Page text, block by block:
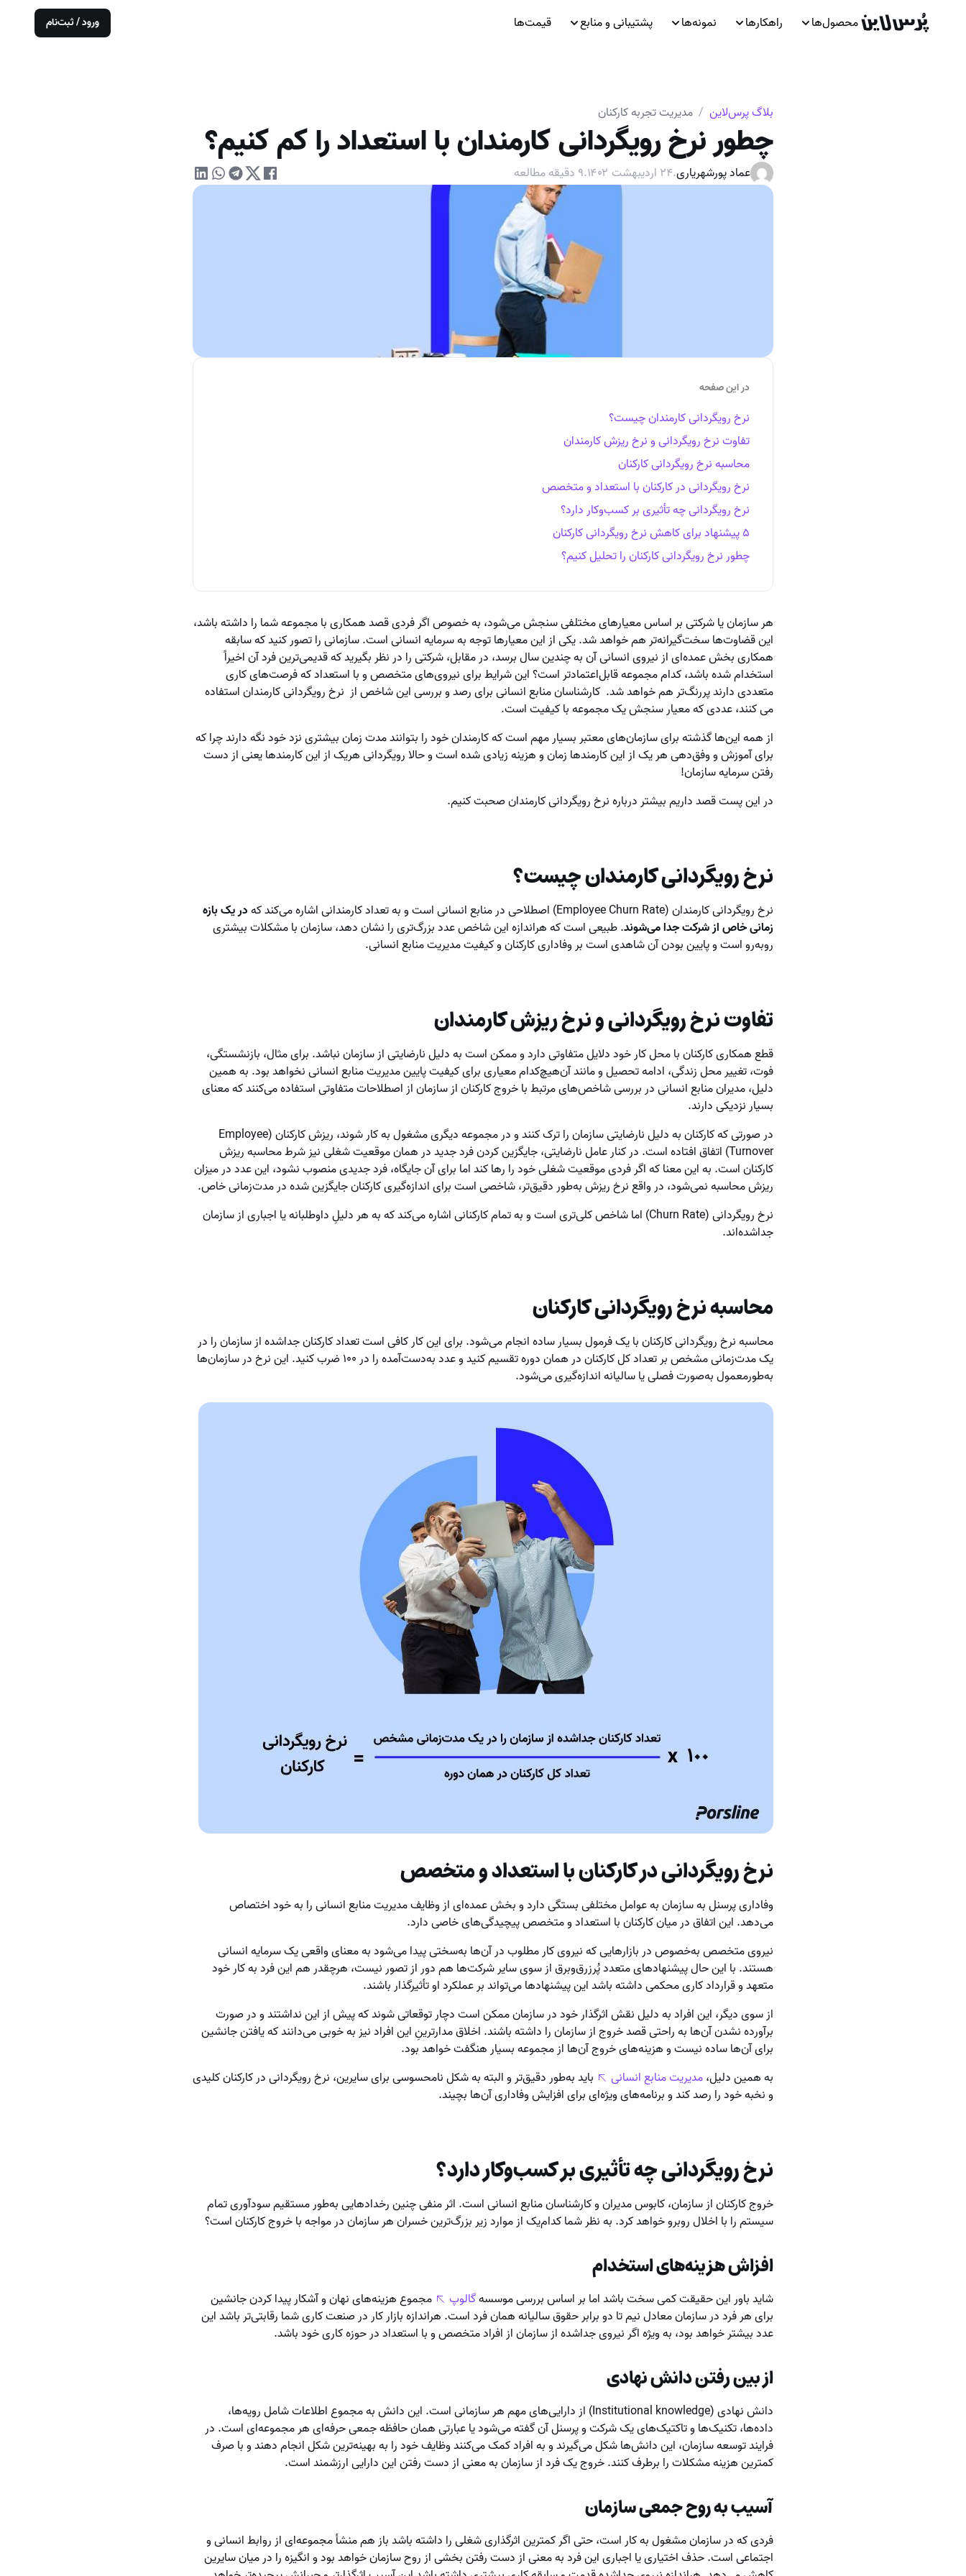
محصول‌ها راهکارها نمونه‌ها پشتیبانی و منابع قیمت‌ها ورود / ثبت‌نام
بلاگ پرس‌لاین / مدیریت تجربه کارکنان
چطور نرخ رویگردانی کارمندان با استعداد را کم کنیم؟
عماد پورشهریاری.۲۴ اردیبهشت ۱۴۰۲ .۹ دقیقه مطالعه
در این صفحه
نرخ رویگردانی کارمندان چیست؟
تفاوت نرخ رویگردانی و نرخ ریزش کارمندان
محاسبه نرخ رویگردانی کارکنان
نرخ رویگردانی در کارکنان با استعداد و متخصص
نرخ رویگردانی چه تأثیری بر کسب‌وکار دارد؟
۵ پیشنهاد برای کاهش نرخ رویگردانی کارکنان
چطور نرخ رویگردانی کارکنان را تحلیل کنیم؟
هر سازمان یا شرکتی بر اساس معیارهای مختلفی سنجش می‌شود، به خصوص اگر فردی قصد همکاری با مجموعه شما را داشته باشد،
این قضاوت‌ها سخت‌گیرانه‌تر هم خواهد شد. یکی از این معیارها توجه به سرمایه انسانی است. سازمانی را تصور کنید که سابقه
همکاری بخش عمده‌ای از نیروی انسانی آن به چندین سال برسد، در مقابل، شرکتی را در نظر بگیرید که قدیمی‌ترین فرد آن اخیراً
استخدام شده باشد، کدام مجموعه قابل‌اعتمادتر است؟ این شرایط برای نیروی‌های متخصص و با استعداد که فرصت‌های کاری
متعددی دارند پررنگ‌تر هم خواهد شد. کارشناسان منابع انسانی برای رصد و بررسی این شاخص از نرخ رویگردانی کارمندان استفاده
می ‌کنند، عددی که معیار سنجش یک مجموعه با کیفیت است.
از همه این‌ها گذشته برای سازمان‌های معتبر بسیار مهم است که کارمندان خود را بتوانند مدت زمان بیشتری نزد خود نگه دارند چرا که
برای آموزش و وفق‌دهی هر یک از این کارمندها زمان و هزینه زیادی شده است و حالا رویگردانی هریک از این کارمندها یعنی از دست
رفتن سرمایه سازمان!
در این پست قصد داریم بیشتر درباره نرخ رویگردانی کارمندان صحبت کنیم.
نرخ رویگردانی کارمندان چیست؟
نرخ رویگردانی کارمندان (Employee Churn Rate) اصطلاحی در منابع انسانی است و به تعداد کارمندانی اشاره می‌کند که
در یک بازه
زمانی خاص از شرکت جدا می‌شوند. طبیعی است که هراندازه این شاخص عدد بزرگ‌تری را نشان دهد، سازمان با مشکلات بیشتری
روبه‌رو است و پایین بودن آن شاهدی است بر وفاداری کارکنان و کیفیت مدیریت منابع انسانی.
تفاوت نرخ رویگردانی و نرخ ریزش کارمندان
قطع همکاری کارکنان با محل کار خود دلایل متفاوتی دارد و ممکن است به دلیل نارضایتی از سازمان نباشد. برای مثال، بازنشستگی،
فوت، تغییر محل زندگی، ادامه تحصیل و مانند آن‌هیچ‌کدام معیاری برای کیفیت پایین مدیریت منابع انسانی نخواهد بود. به همین
دلیل، مدیران منابع انسانی در بررسی شاخص‌های مرتبط با خروج کارکنان از سازمان از اصطلاحات متفاوتی استفاده می‌کنند که معنای
بسیار نزدیکی دارند.
در صورتی که کارکنان به دلیل نارضایتی سازمان را ترک کنند و در مجموعه دیگری مشغول به کار شوند، ریزش کارکنان (Employee
Turnover) اتفاق افتاده است. در کنار عامل نارضایتی، جایگزین کردن فرد جدید در همان موقعیت شغلی نیز شرط محاسبه ریزش
کارکنان است. به این معنا که اگر فردی موقعیت شغلی خود را رها کند اما برای آن جایگاه، فرد جدیدی منصوب نشود، این عدد در میزان
ریزش محاسبه نمی‌شود، در واقع نرخ ریزش به‌طور دقیق‌تر، شاخصی است برای اندازه‌گیری کارکنان جایگزین شده در مدت‌زمانی خاص.
نرخ رویگردانی (Churn Rate) اما شاخص کلی‌تری است و به تمام کارکنانی اشاره می‌کند که به هر دلیلِ داوطلبانه یا اجباری از سازمان
جداشده‌اند.
محاسبه نرخ رویگردانی کارکنان
محاسبه نرخ رویگردانی کارکنان با یک فرمول بسیار ساده انجام می‌شود. برای این کار کافی است تعداد کارکنان جداشده از سازمان را در
یک مدت‌زمانی مشخص بر تعداد کل کارکنان در همان دوره تقسیم کنید و عدد به‌دست‌آمده را در ۱۰۰ ضرب کنید. این نرخ در سازمان‌ها
به‌طورمعمول به‌صورت فصلی یا سالیانه اندازه‌گیری می‌شود.
نرخ رویگردانی در کارکنان با استعداد و متخصص
وفاداری پرسنل به سازمان به عوامل مختلفی بستگی دارد و بخش عمده‌ای از وظایف مدیریت منابع انسانی را به خود اختصاص
می‌دهد. این اتفاق در میان کارکنان با استعداد و متخصص پیچیدگی‌های خاصی دارد.
نیروی متخصص به‌خصوص در بازارهایی که نیروی کار مطلوب در آن‌ها به‌سختی پیدا می‌شود به معنای واقعی یک سرمایه انسانی
هستند. با این حال پیشنهادهای متعدد پُرزرق‌وبرق از سوی سایر شرکت‌ها هم دور از تصور نیست، هرچقدر هم این فرد به کار خود
متعهد و قرارداد کاری محکمی داشته باشد این پیشنهادها می‌تواند بر عملکرد او تأثیرگذار باشند.
از سوی دیگر، این افراد به دلیل نقش اثرگذار خود در سازمان ممکن است دچار توقعاتی شوند که پیش از این نداشتند و در صورت
برآورده نشدن آن‌ها به راحتی قصد خروج از سازمان را داشته باشند. اخلاق مدارترینِ این افراد نیز به خوبی می‌دانند که یافتن جانشین
برای آن‌ها ساده نیست و هزینه‌های خروج آن‌ها از مجموعه بسیار هنگفت خواهد بود.
به همین دلیل،مدیریت منابع انسانی
باید به‌طور دقیق‌تر و البته به شکل نامحسوسی برای سایرین، نرخ رویگردانی در کارکنان کلیدی
و نخبه خود را رصد کند و برنامه‌های ویژه‌ای برای افزایش وفاداری آن‌ها بچیند.
نرخ رویگردانی چه تأثیری بر کسب‌وکار دارد؟
خروج کارکنان از سازمان، کابوس مدیران و کارشناسان منابع انسانی است. اثر منفی چنین رخدادهایی به‌طور مستقیم سودآوری تمام
سیستم را با اخلال روبرو خواهد کرد. به نظر شما کدام‌یک از موارد زیر بزرگ‌ترین خسران هر سازمان در مواجه با خروج کارکنان است؟
افزاش هزینه‌های استخدام
شاید باور این حقیقت کمی سخت باشد اما بر اساس بررسی موسسهگالوپ
مجموع هزینه‌های نهان و آشکار پیدا کردن جانشین
برای هر فرد در سازمان معادل نیم تا دو برابر حقوق سالیانه همان فرد است. هراندازه بازار کار در صنعت کاری شما رقابتی‌تر باشد این
عدد بیشتر خواهد بود، به ویژه اگر نیروی جداشده از سازمان از افراد متخصص و با استعداد در حوزه کاری خود باشد.
از بین رفتن دانش نهادی
دانش نهادی (Institutional knowledge) از دارایی‌های مهم هر سازمانی است. این دانش به مجموع اطلاعات شامل رویه‌ها،
داده‌ها، تکنیک‌ها و تاکتیک‌های یک شرکت و پرسنل آن گفته می‌شود یا عبارتی همان حافظه جمعی حرفه‌ای هر مجموعه‌ای است. در
فرایند توسعه سازمان، این دانش‌ها شکل می‌گیرند و به افراد کمک می‌کنند وظایف خود را به بهینه‌ترین شکل انجام دهند و با صرف
کمترین هزینه مشکلات را برطرف کنند. خروج یک فرد از سازمان به معنی از دست رفتن این دارایی ارزشمند است.
آسیب به روح جمعی سازمان
فردی که در سازمان مشغول به کار است، حتی اگر کمترین اثرگذاری شغلی را داشته باشد باز هم منشأ مجموعه‌ای از روابط انسانی و
اجتماعی است. حذف اختیاری یا اجباری این فرد به معنی از دست رفتن بخشی از روح سازمان خواهد بود و انگیزه را در میان سایرین